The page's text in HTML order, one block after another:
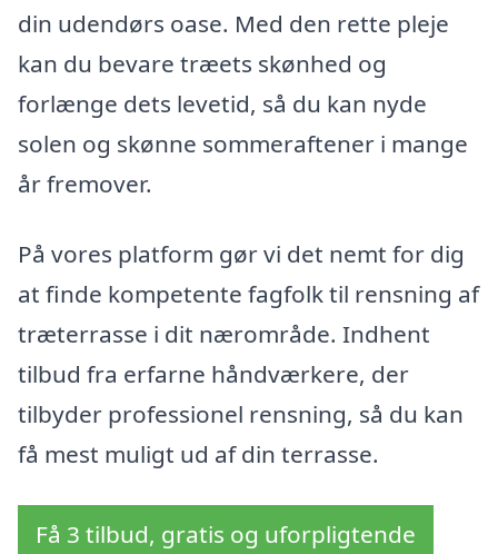
din udendørs oase. Med den rette pleje
kan du bevare træets skønhed og
forlænge dets levetid, så du kan nyde
solen og skønne sommeraftener i mange
år fremover.
På vores platform gør vi det nemt for dig
at finde kompetente fagfolk til rensning af
træterrasse i dit nærområde. Indhent
tilbud fra erfarne håndværkere, der
tilbyder professionel rensning, så du kan
få mest muligt ud af din terrasse.
Få 3 tilbud, gratis og uforpligtende